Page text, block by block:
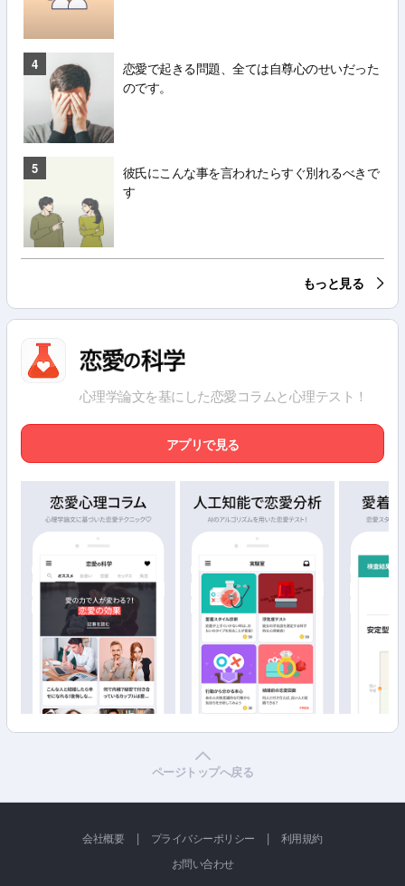
4
恋愛で起きる問題、全ては自尊心のせいだった
のです。
5
彼氏にこんな事を言われたらすぐ別れるべきで
す
もっと見る
心理学論文を基にした恋愛コラムと心理テスト！
アプリで見る
ページトップへ戻る
会社概要 | プライバシーポリシー |
利用規約
お問い合わせ